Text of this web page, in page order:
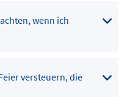
wenn ich
versteuern, die